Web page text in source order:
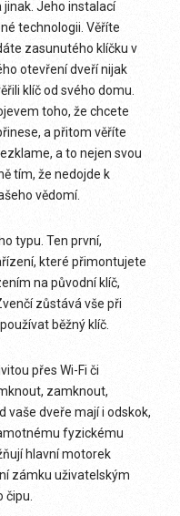
jinak. Jeho instalací
technologii. Věříte
zasunutého klíčku v
otevření dveří nijak
klíč od svého domu.
toho, že chcete
a přitom věříte
a to nejen svou
tím, že nedojde k
vědomí.
typu. Ten první,
které přimontujete
na původní klíč,
zůstává vše při
běžný klíč.
přes Wi-Fi či
zamknout,
vaše dveře mají i odskok,
fyzickému
hlavní motorek
zámku uživatelským
čipu.